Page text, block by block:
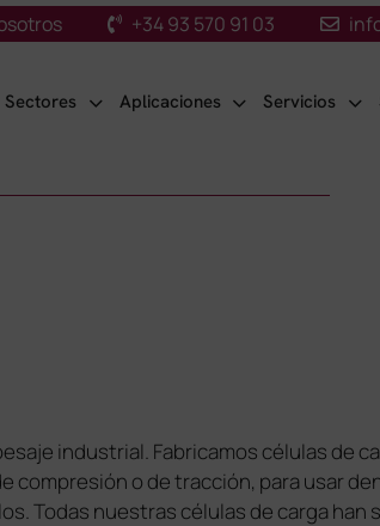
+34 93 570 91 03
Sectores Aplicaciones Servicios
industrial. Fabricamos células de
compresión o de tracción, para usar
Todas nuestras células de carga han